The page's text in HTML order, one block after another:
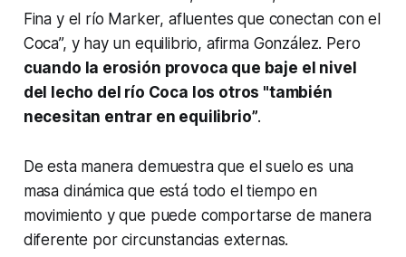
Fina y el río Marker, afluentes que conectan con el
Coca”, y hay un equilibrio, afirma González. Pero
cuando la erosión provoca que baje el nivel
del lecho del río Coca los otros "también
necesitan entrar en equilibrio”.
De esta manera demuestra que el suelo es una
masa dinámica que está todo el tiempo en
movimiento y que puede comportarse de manera
diferente por circunstancias externas.